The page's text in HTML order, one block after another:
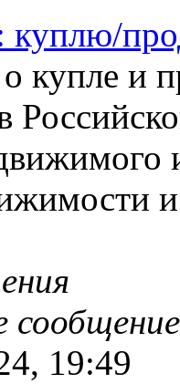
куплю/
купле и
сообщение
19:49